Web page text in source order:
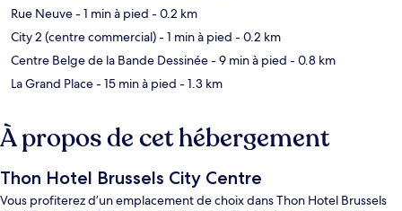
Rue Neuve- 1 min à pied - 0.2 km
City 2 (centre commercial)- 1 min à pied - 0.2 km
Centre Belge de la Bande Dessinée- 9 min à pied - 0.8 km
La Grand Place- 15 min à pied - 1.3 km
À propos de cet hébergement
Thon Hotel Brussels City Centre
Vous profiterez d’un emplacement de choix dans Thon Hotel Brussels